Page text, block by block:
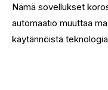
Nämä sovellukset
automaatio muuttaa
käytännöistä